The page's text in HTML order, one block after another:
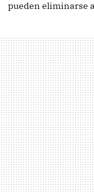
pueden eliminarse